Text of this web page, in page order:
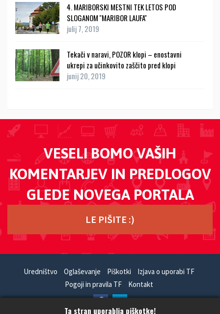
4. MARIBORSKI MESTNI TEK LETOS POD
SLOGANOM ''MARIBOR LAUFA''
julij 7, 2019
Tekači v naravi, POZOR klopi – enostavni
ukrepi za učinkovito zaščito pred klopi
junij 20, 2019
VESELI BOMO VAŠIH
KOMENTARJEV IN PREDLOGOV
GLEDE NOVEGA PORTALA
LE PIŠITE :)
Uredništvo Oglaševanje Piškotki
Izjava o uporabi TF
Pogoji in pravila TF
Kontakt
Ta stran uporablja piškotke!